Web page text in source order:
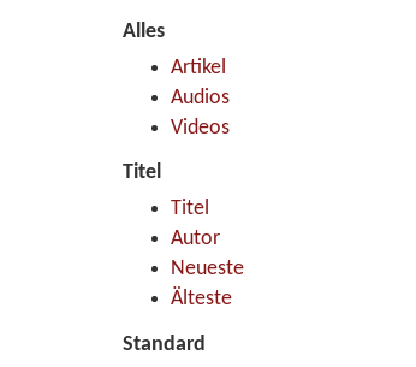
Alles
Artikel
Audios
Videos
Titel
Titel
Autor
Neueste
Älteste
Standard